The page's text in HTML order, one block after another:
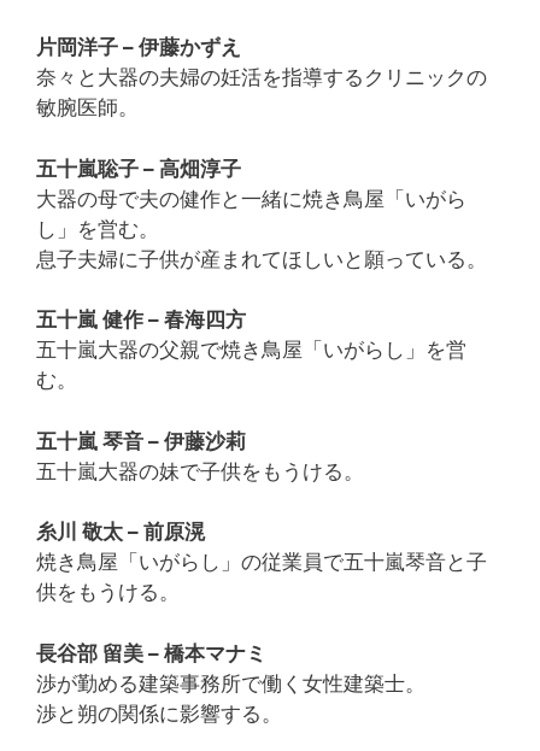
片岡洋子 – 伊藤かずえ
奈々と大器の夫婦の妊活を指導するクリニックの
敏腕医師。
五十嵐聡子 – 高畑淳子
大器の母で夫の健作と一緒に焼き鳥屋「いがら
し」を営む。
息子夫婦に子供が産まれてほしいと願っている。
五十嵐 健作 – 春海四方
五十嵐大器の父親で焼き鳥屋「いがらし」を営
む。
五十嵐 琴音 – 伊藤沙莉
五十嵐大器の妹で子供をもうける。
糸川 敬太 – 前原滉
焼き鳥屋「いがらし」の従業員で五十嵐琴音と子
供をもうける。
長谷部 留美 – 橋本マナミ
渉が勤める建築事務所で働く女性建築士。
渉と朔の関係に影響する。